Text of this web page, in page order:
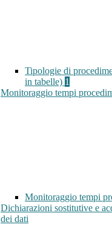
Tipologie di
in tabelle) 1
Monitoraggio tempi
Monitoraggio tempi
Dichiarazioni sostitutive e
dei dati